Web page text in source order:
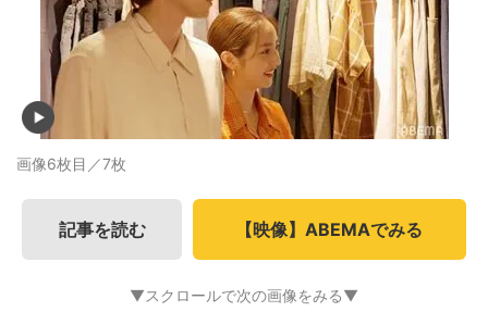
画像6枚目／7枚
記事を読む 【映像】ABEMAでみる
▼スクロールで次の画像をみる▼